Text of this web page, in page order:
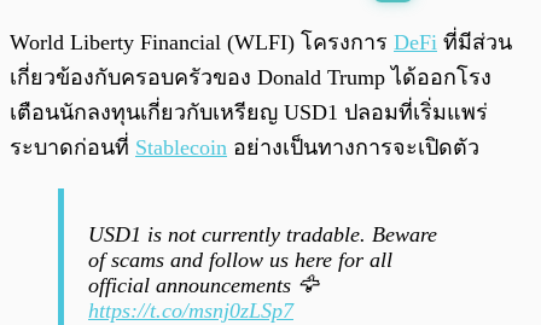
/ 0:00
World Liberty Financial (WLFI) โครงการ DeFi ที่มีส่วน
เกี่ยวข้องกับครอบครัวของ Donald Trump ได้ออกโรง
เตือนนักลงทุนเกี่ยวกับเหรียญ USD1 ปลอมที่เริ่มแพร่
ระบาดก่อนที่ Stablecoin อย่างเป็นทางการจะเปิดตัว
USD1 is not currently tradable. Beware
of scams and follow us here for all
official announcements 🦅
https://t.co/msnj0zLSp7